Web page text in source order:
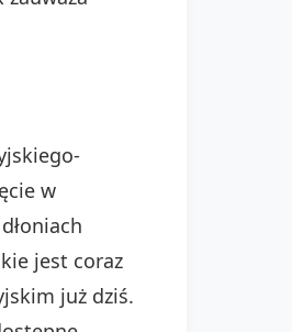
w
jest coraz
już dziś.